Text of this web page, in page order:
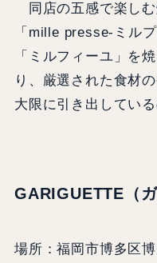
同店の五感で楽し
「mille presse-ミル
「ミルフィーユ」を
り、厳選された食材
大限に引き出している
GARIGUETTE（
場所：福岡市博多区